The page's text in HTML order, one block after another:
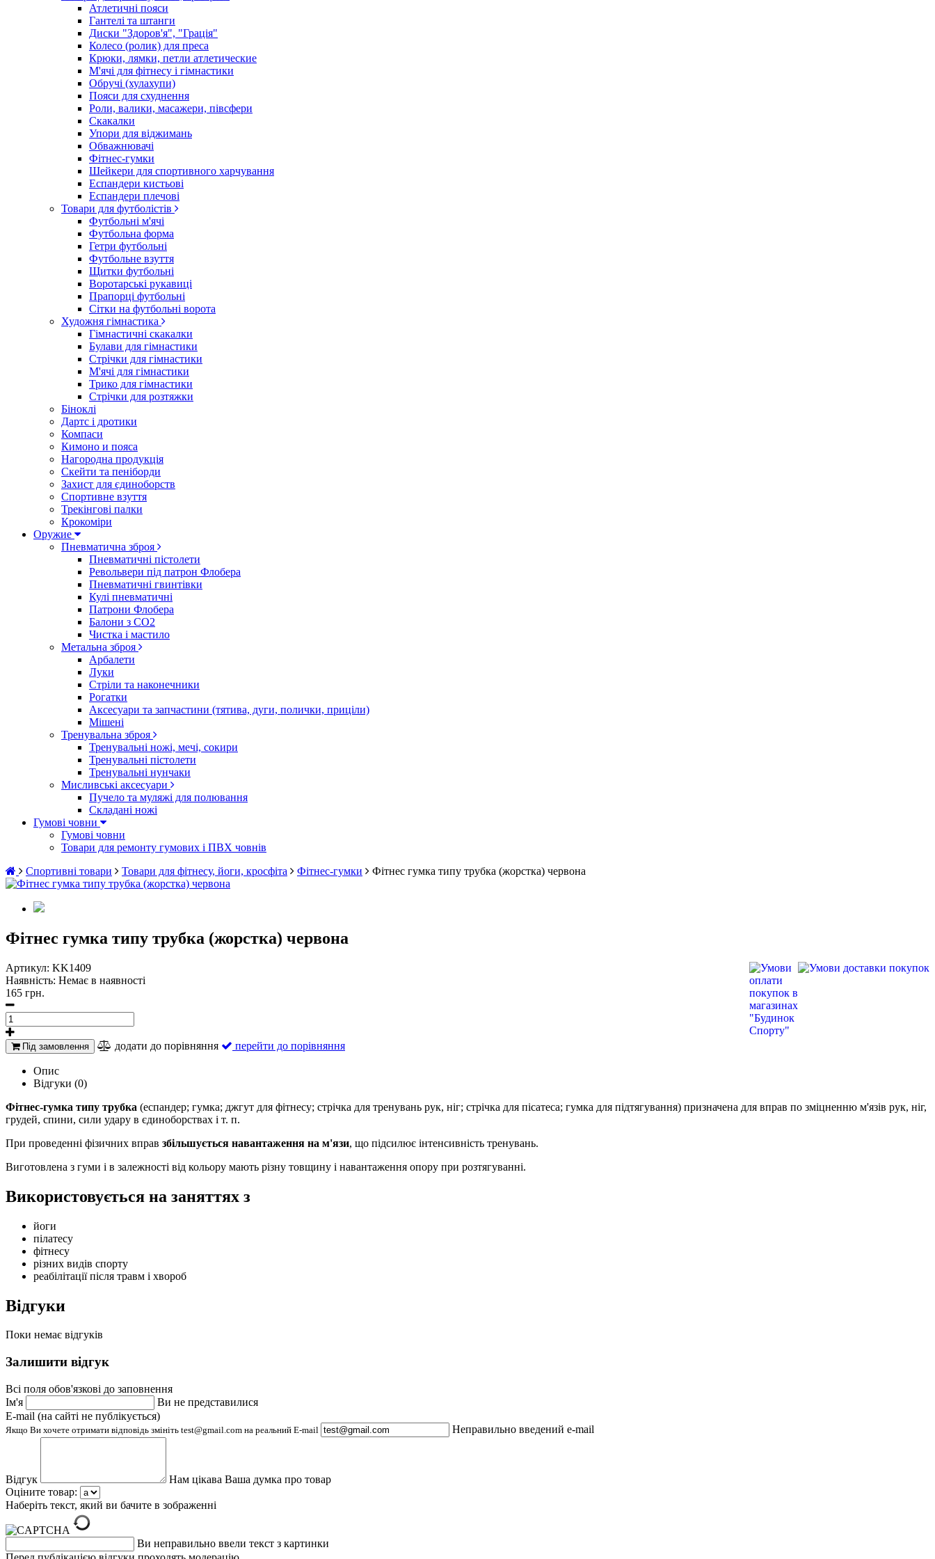
Атлетичні пояси
Гантелі та штанги
Диски "Здоров'я", "Грація"
Колесо (ролик) для преса
Крюки, лямки, петли атлетические
М'ячі для фітнесу і гімнастики
Обручі (хулахупи)
Пояси для схуднення
Роли, валики, масажери, півсфери
Скакалки
Упори для віджимань
Обважнювачі
Фітнес-гумки
Шейкери для спортивного харчування
Еспандери кистьові
Еспандери плечові
Товари для футболістів
Футбольні м'ячі
Футбольна форма
Гетри футбольні
Футбольне взуття
Щитки футбольні
Воротарські рукавиці
Прапорці футбольні
Сітки на футбольні ворота
Художня гімнастика
Гімнастичні скакалки
Булави для гімнастики
Стрічки для гімнастики
М'ячі для гімнастики
Трико для гімнастики
Стрічки для розтяжки
Біноклі
Дартс і дротики
Компаси
Кимоно и пояса
Нагородна продукція
Скейти та пеніборди
Захист для єдиноборств
Спортивне взуття
Трекінгові палки
Крокоміри
Оружие
Пневматична зброя
Пневматичні пістолети
Револьвери під патрон Флобера
Пневматичні гвинтівки
Кулі пневматичні
Патрони Флобера
Балони з CO2
Чистка і мастило
Метальна зброя
Арбалети
Луки
Стріли та наконечники
Рогатки
Аксесуари та запчастини (тятива, дуги, полички, приціли)
Мішені
Тренувальна зброя
Тренувальні ножі, мечі, сокири
Тренувальні пістолети
Тренувальні нунчаки
Мисливські аксесуари
Пучело та муляжі для полювання
Складані ножі
Гумові човни
Гумові човни
Товари для ремонту гумових і ПВХ човнів
Спортивні товари
Товари для фітнесу, йоги, кросфіта Фітнес-гумки Фітнес гумка типу трубка (жорстка) червона
Фітнес гумка типу трубка (жорстка) червона
Артикул: KK1409
Наявність: Немає в наявності
165 грн.
Під замовлення додати до порівняння перейти до порівняння
Опис
Відгуки (0)
Фітнес-гумка типу трубка (еспандер; гумка; джгут для фітнесу; стрічка для тренувань рук, ніг; стрічка для пісатеса; гумка для підтягування) призначена для вправ по зміцненню м'язів рук, ніг,
грудей, спини, сили удару в єдиноборствах і т. п.
При проведенні фізичних вправ збільшується навантаження на м'язи, що підсилює інтенсивність тренувань.
Виготовлена ​​з гуми і в залежності від кольору мають різну товщину і навантаження опору при розтягуванні.
Використовується на заняттях з
йоги
пілатесу
фітнесу
різних видів спорту
реабілітації після травм і хвороб
Відгуки
Поки немає відгуків
Залишити відгук
Всі поля обов'язкові до заповнення
Ім'я
Ви не представилися
E-mail (на сайті не публікується)
Якщо Ви хочете отримати відповідь змініть test@gmail.com на реальний E-mail Неправильно введений e-mail
Відгук
Нам цікава Ваша думка про товар
Оціните товар:
Наберіть текст, який ви бачите в зображенні
Ви неправильно ввели текст з картинки